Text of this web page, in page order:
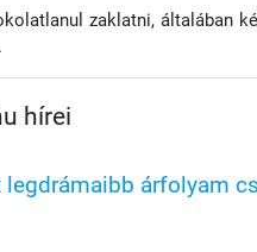
zaklatni, általában
hírei
legdrámaibb árfolyam